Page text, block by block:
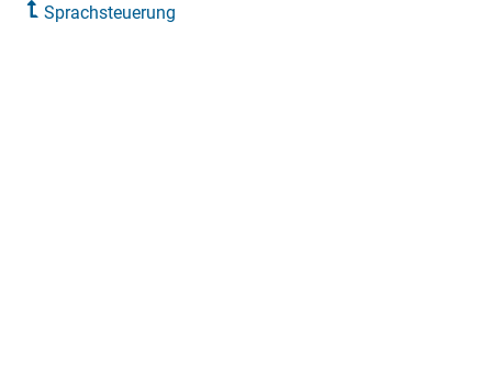
Sprachsteuerung